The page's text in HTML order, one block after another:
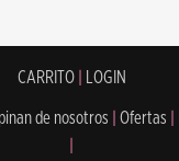
CARRITO| LOGIN
de nosotros Ofertas